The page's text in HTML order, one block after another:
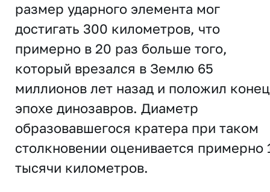
размер ударного элемента мог
достигать 300 километров, что
примерно в 20 раз больше того,
который врезался в Землю 65
миллионов лет назад и положил конец
эпохе динозавров. Диаметр
образовавшегося кратера при таком
столкновении оценивается примерно
тысячи километров.